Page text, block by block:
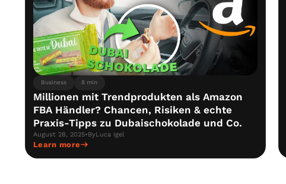
Business 8 min
Millionen mit Trendprodukten als Amazon
FBA Händler? Chancen, Risiken & echte
Praxis-Tipps zu Dubaischokolade und Co.
August 28, 2025•ByLuca Igel
Learn more